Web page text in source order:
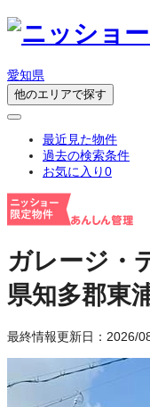
愛知県
他のエリアで探す
最近見た物件
過去の検索条件
お気に入り0
ガレージ
県知多郡東
最終情報更新日：2026/